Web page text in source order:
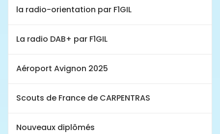
la radio-orientation par F1GIL
La radio DAB+ par F1GIL
Aéroport Avignon 2025
Scouts de France de CARPENTRAS
Nouveaux diplômés